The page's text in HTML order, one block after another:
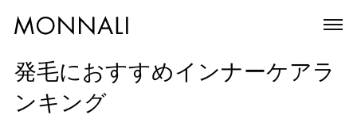
発毛におすすめインナーケアラ
ンキング